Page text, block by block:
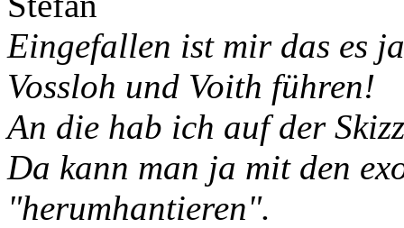
Eingefallen ist mir das es
Vossloh und Voith führen!
An die hab ich auf der
Da kann man ja mit den
"herumhantieren".